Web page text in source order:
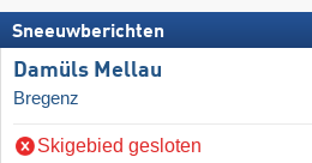
Sneeuwberichten
Damüls Mellau
Bregenz
Skigebied gesloten